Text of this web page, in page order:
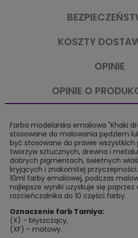
KOSZTY
CENA NIE ZAWIERA EWENTUALNYCH
OPINIE
OPINIE O
Farba modelarska emaliowa "Khaki
stosowane do malowania pędzlem
być stosowane do prawie wszystkich
tworzyw sztucznych, drewna i
dobrych pigmentach, świetnych
kryjących i znakomitej przyczepności.
10ml farby emaliowej, podczas
najlepsze wyniki uzyskuje się
rozcieńczalnika do 10 części farby.
Oznaczenie farb Tamiya:
(X) - błyszczący,
(XF) - matowy.